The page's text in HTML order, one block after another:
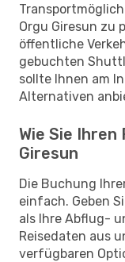
Orgu Giresun zu
öffentliche
gebuchten
sollte Ihnen am
Alternativen
Wie Sie Ihren
Giresun
Die Buchung
einfach. Geben
als Ihre Abflug-
Reisedaten aus
verfügbaren